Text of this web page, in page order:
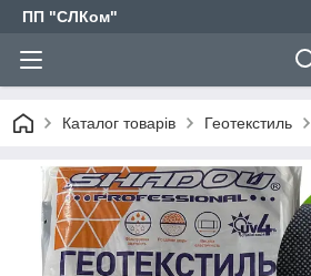
ПП "СЛКом"
Каталог товарів Геотекстиль